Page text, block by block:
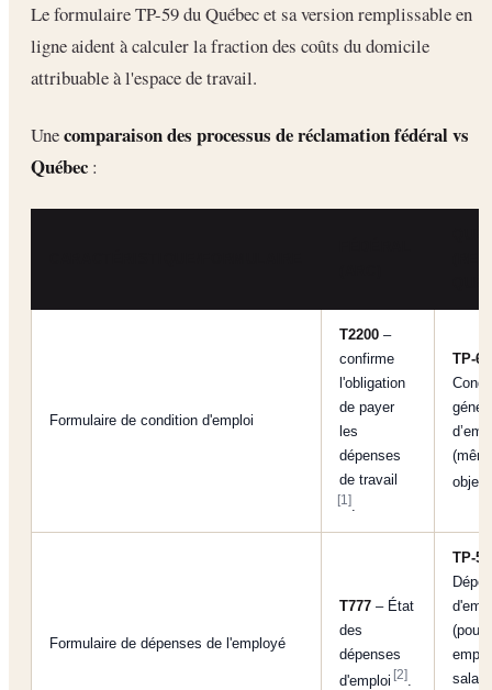
Le formulaire TP-59 du Québec et sa version remplissable en
ligne aident à calculer la fraction des coûts du domicile
attribuable à l'espace de travail.
Unecomparaison des processus de réclamation fédéral vs
Québec :
Formulaire de condition d'emploi
T2200 –
confirme
l'obligation
de payer
les
dépenses
de travail
[1]
TP-
Formulaire de dépenses de l'employé
T777 – État
des
dépenses
d'emploi[2]
TP-59
(pour